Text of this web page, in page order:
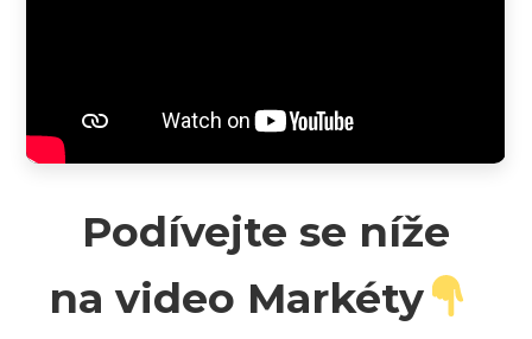
Podívejte se níže
na video Markéty